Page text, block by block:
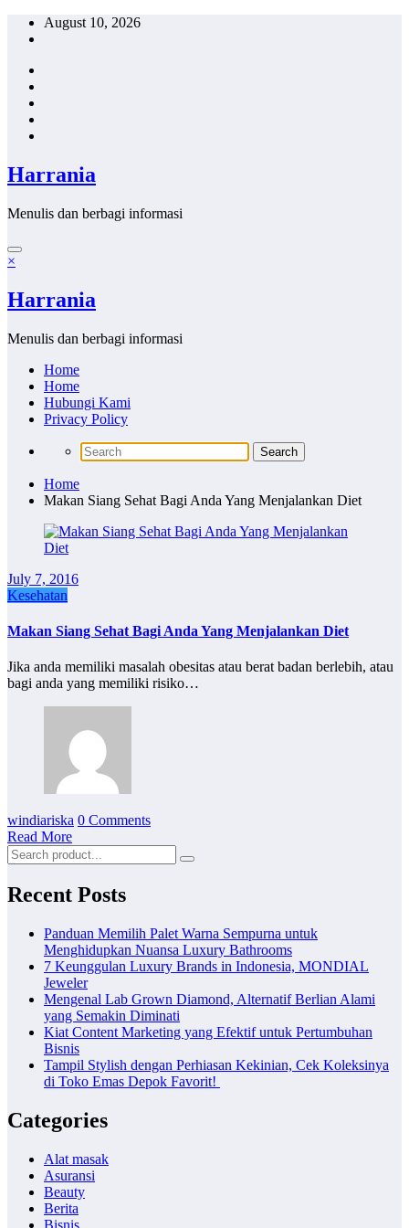
Skip
August 10, 2026
Harrania
Menulis dan berbagi informasi
×
Harrania
Menulis dan berbagi informasi
Home
Home
Hubungi Kami
Privacy Policy
Home
Makan Siang Sehat Bagi Anda Yang Menjalankan Diet
July 7, 2016
Kesehatan
Makan Siang Sehat Bagi Anda Yang Menjalankan Diet
Jika anda memiliki masalah obesitas atau berat badan berlebih, atau
bagi anda yang memiliki risiko…
windiariska 0 Comments
Read More
Recent Posts
Panduan Memilih Palet Warna Sempurna untuk
Menghidupkan Nuansa Luxury Bathrooms
7 Keunggulan Luxury Brands in Indonesia, MONDIAL
Jeweler
Mengenal Lab Grown Diamond, Alternatif Berlian Alami
yang Semakin Diminati
Kiat Content Marketing yang Efektif untuk Pertumbuhan
Bisnis
Tampil Stylish dengan Perhiasan Kekinian, Cek Koleksinya
di Toko Emas Depok Favorit!
Categories
Alat masak
Asuransi
Beauty
Berita
Bisnis